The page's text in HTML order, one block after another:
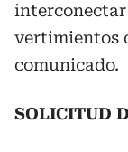
interconectar
vertimientos
comunicado.
SOLICITUD